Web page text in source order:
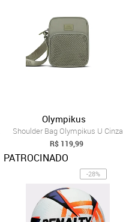
Olympikus
Shoulder Bag Olympikus U Cinza
R$ 119,99
PATROCINADO
-28%